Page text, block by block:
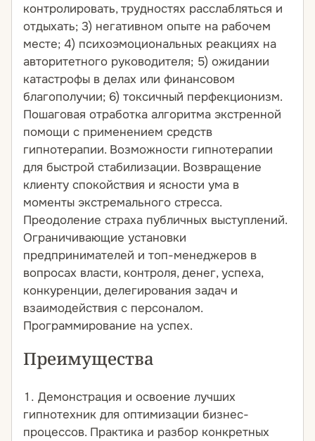
контролировать, трудностях расслабляться и
отдыхать; 3) негативном опыте на рабочем
месте; 4) психоэмоциональных реакциях на
авторитетного руководителя; 5) ожидании
катастрофы в делах или финансовом
благополучии; 6) токсичный перфекционизм.
Пошаговая отработка алгоритма экстренной
помощи с применением средств
гипнотерапии. Возможности гипнотерапии
для быстрой стабилизации. Возвращение
клиенту спокойствия и ясности ума в
моменты экстремального стресса.
Преодоление страха публичных выступлений.
Ограничивающие установки
предпринимателей и топ-менеджеров в
вопросах власти, контроля, денег, успеха,
конкуренции, делегирования задач и
взаимодействия с персоналом.
Программирование на успех.
Преимущества
Демонстрация и освоение лучших
гипнотехник для оптимизации бизнес-
процессов. Практика и разбор конкретных